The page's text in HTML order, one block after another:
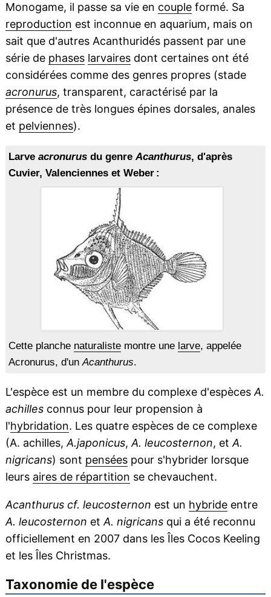
Monogame, il passe sa vie en coupleformé. Sa
reproduction est inconnue en aquarium, mais on
sait que d'autres Acanthuridés passent par une
série de phases larvairesdont certaines ont été
considérées comme des genres propres (stade
acronurus, transparent, caractérisé par la
présence de très longues épines dorsales, anales
et pelviennes).
Larve acronurusdu genreAcanthurus, d'après
Cuvier, Valenciennes et Weber :
Cette planche naturalistemontre une larve, appelée
Acronurus, d'unAcanthurus.
L'espèce est un membre du complexe d'espèces A.
achillesconnus pour leur propension à
l'hybridation. Les quatre espèces de ce complexe
(A. achilles, A.japonicus, A. leucosternon, et A.
nigricans) sont penséespour s'hybrider lorsque
leurs aires de répartition se chevauchent.
Acanthurus cf. leucosternon est un hybrideentre
A. leucosternon et A. nigricansqui a été reconnu
officiellement en 2007 dans les Îles Cocos Keeling
et les Îles Christmas.
Taxonomie de l'espèce